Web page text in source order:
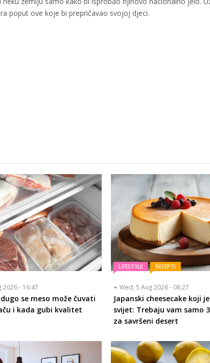
poput ove koje bi prepričavao svojoj djeci.
2026 - 16:47
se meso može čuvati
i kada gubi kvalitet
LIFESTYLE RECEPTI
Wed, 5 Aug 2026 - 08:27
Japanski cheesecake koji
svijet: Trebaju vam samo
za savršeni desert